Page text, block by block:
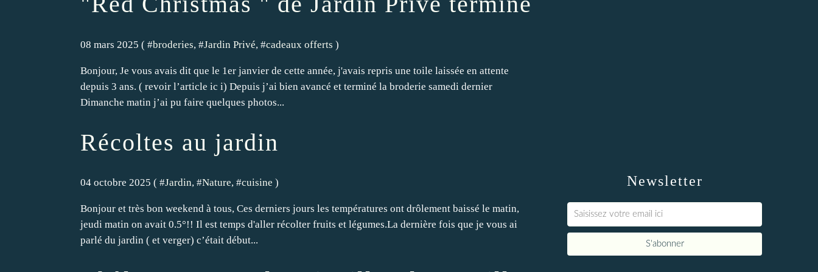
08 mars 2025 ( #broderies, #Jardin Privé, #cadeaux offerts )
Bonjour, Je vous avais dit que le 1er janvier de cette année, j'avais repris une toile laissée en attente
depuis 3 ans. ( revoir l’article ic i) Depuis j’ai bien avancé et terminé la broderie samedi dernier
Dimanche matin j’ai pu faire quelques photos...
Récoltes au jardin
04 octobre 2025 ( #Jardin, #Nature, #cuisine )
Bonjour et très bon weekend à tous, Ces derniers jours les températures ont drôlement baissé le matin,
jeudi matin on avait 0.5°!! Il est temps d'aller récolter fruits et légumes.La dernière fois que je vous ai
parlé du jardin ( et verger) c’était début...
Newsletter